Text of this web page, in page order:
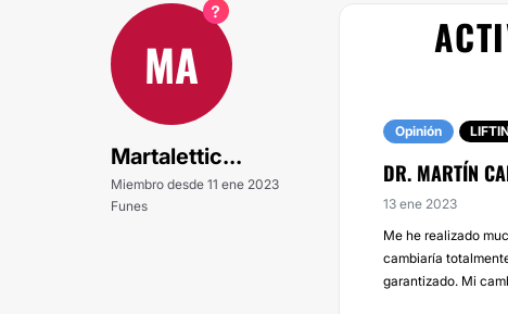
MA
Martalettic...
Miembro desde 11 ene 2023
Funes
Opinión
DR. MARTÍN
13 ene 2023
Me he realizado
cambiaría
garantizado. Mi